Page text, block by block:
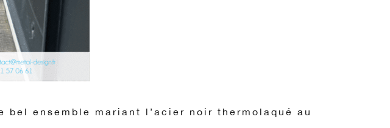
ensemble mariant l’acier noir thermolaqué au